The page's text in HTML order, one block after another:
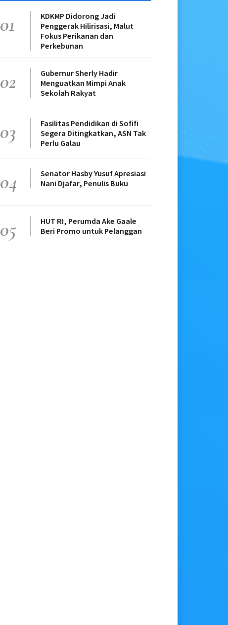
01
KDKMP Didorong Jadi
Penggerak Hilirisasi, Malut
Fokus Perikanan dan
Perkebunan
02
Gubernur Sherly Hadir
Menguatkan Mimpi Anak
Sekolah Rakyat
03
Fasilitas Pendidikan di Sofifi
Segera Ditingkatkan, ASN Tak
Perlu Galau
04
Senator Hasby Yusuf Apresiasi
Nani Djafar, Penulis Buku
05
HUT RI, Perumda Ake Gaale
Beri Promo untuk Pelanggan